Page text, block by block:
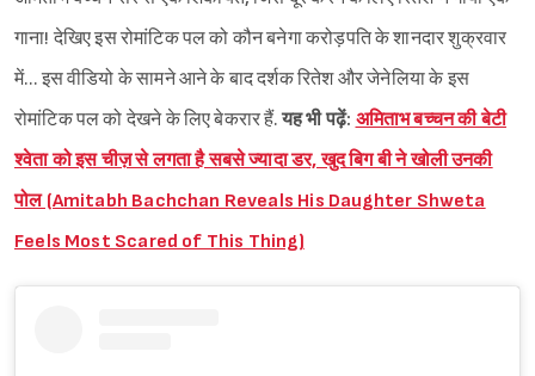
गाना! देखिए इस रोमांटिक पल को कौन बनेगा करोड़पति के शानदार शुक्रवार
में… इस वीडियो के सामने आने के बाद दर्शक रितेश और जेनेलिया के इस
रोमांटिक पल को देखने के लिए बेकरार हैं.यह भी पढ़ें: अमिताभ बच्चन की बेटी
श्वेता को इस चीज़ से लगता है सबसे ज्यादा डर, खुद बिग बी ने खोली उनकी
पोल (Amitabh Bachchan Reveals His Daughter Shweta
Feels Most Scared of This Thing)